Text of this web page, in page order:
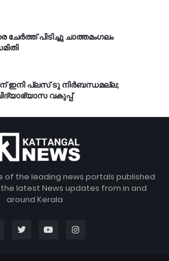
പിടിച്ചു ചാത്തമംഗലം
ഇനി പ്ലസ് ടു നിർബന്ധമല്ല;
വകുപ്പ്
of the leading news portals published
latest News updates from in and
around Kerala